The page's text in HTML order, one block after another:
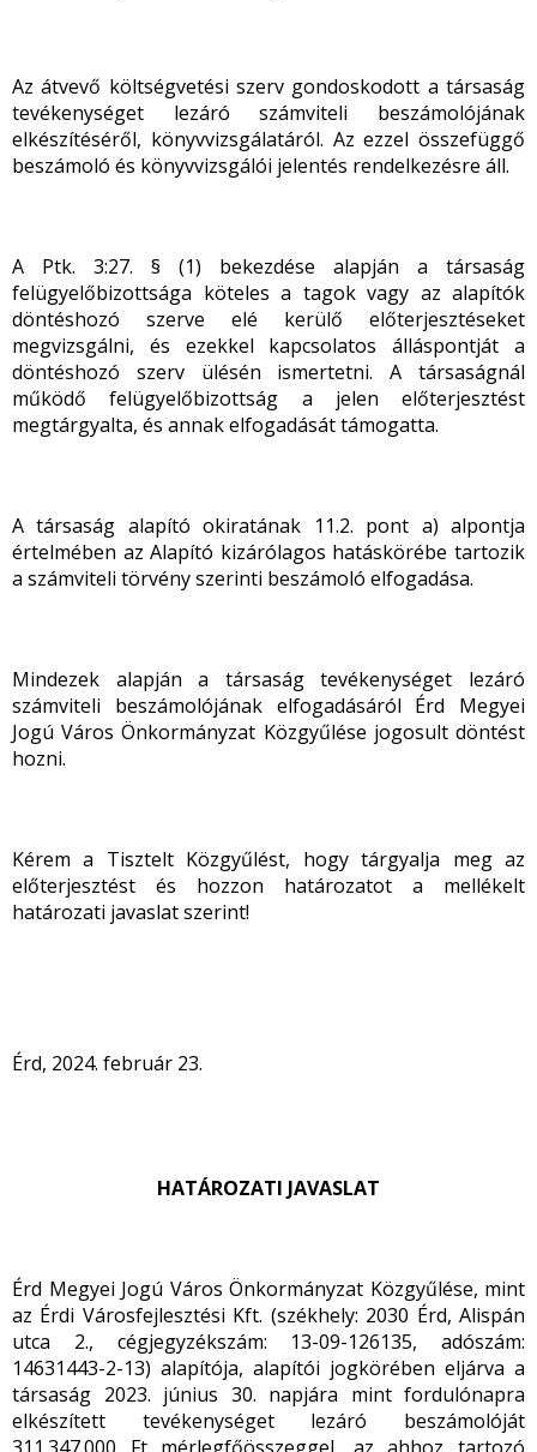
Az átvevő költségvetési szerv gondoskodott a társaság
tevékenységet lezáró számviteli beszámolójának
elkészítéséről, könyvvizsgálatáról. Az ezzel összefüggő
beszámoló és könyvvizsgálói jelentés rendelkezésre áll.
A Ptk. 3:27. § (1) bekezdése alapján a társaság
felügyelőbizottsága köteles a tagok vagy az alapítók
döntéshozó szerve elé kerülő előterjesztéseket
megvizsgálni, és ezekkel kapcsolatos álláspontját a
döntéshozó szerv ülésén ismertetni. A társaságnál
működő felügyelőbizottság a jelen előterjesztést
megtárgyalta, és annak elfogadását támogatta.
A társaság alapító okiratának 11.2. pont a) alpontja
értelmében az Alapító kizárólagos hatáskörébe tartozik
a számviteli törvény szerinti beszámoló elfogadása.
Mindezek alapján a társaság tevékenységet lezáró
számviteli beszámolójának elfogadásáról Érd Megyei
Jogú Város Önkormányzat Közgyűlése jogosult döntést
hozni.
Kérem a Tisztelt Közgyűlést, hogy tárgyalja meg az
előterjesztést és hozzon határozatot a mellékelt
határozati javaslat szerint!
Érd, 2024. február 23.
HATÁROZATI JAVASLAT
Érd Megyei Jogú Város Önkormányzat Közgyűlése, mint
az Érdi Városfejlesztési Kft. (székhely: 2030 Érd, Alispán
utca 2., cégjegyzékszám: 13-09-126135, adószám:
14631443-2-13) alapítója, alapítói jogkörében eljárva a
társaság 2023. június 30. napjára mint fordulónapra
elkészített tevékenységet lezáró beszámolóját